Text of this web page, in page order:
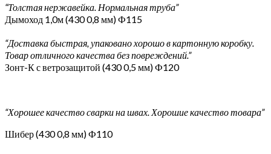
“Толстая нержавейка. Нормальная труба”
Дымоход 1,0м (430 0,8 мм) Ф115
“Доставка быстрая, упаковано хорошо в картонную коробку.
Товар отличного качества без повреждений.”
Зонт-К с ветрозащитой (430 0,5 мм) Ф120
“Хорошее качество сварки на швах. Хорошие качество товара”
Шибер (430 0,8 мм) Ф110